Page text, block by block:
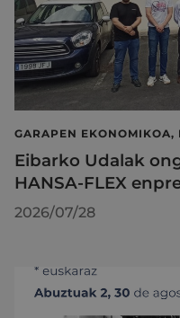
GARAPEN EKONOMIKOA,
Eibarko Udalak
HANSA-FLEX
2026/07/28